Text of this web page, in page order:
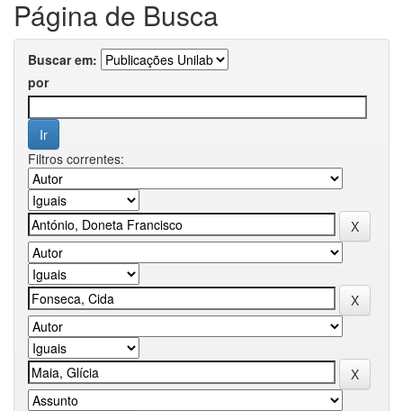
Página de Busca
Buscar em:
por
Filtros correntes: